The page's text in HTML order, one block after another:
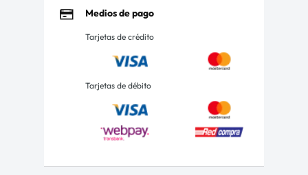
Medios de pago
Tarjetas de crédito
Tarjetas de débito